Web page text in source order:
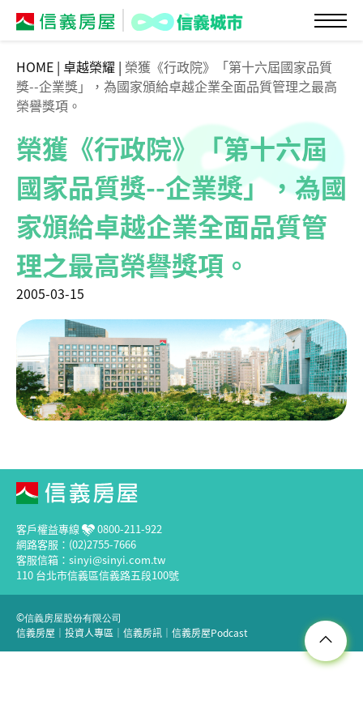
HOME | 卓越榮耀 | 榮獲《行政院》「第十六屆國家品質
獎--企業獎」，為國家頒給卓越企業全面品質管理之最高
榮譽獎項。
榮獲《行政院》「第十六屆
國家品質獎--企業獎」，為國
家頒給卓越企業全面品質管
理之最高榮譽獎項。
2005-03-15
客戶權益專線
0800-211-922
網路客服：(02)2755-7666
客服信箱：sinyi@sinyi.com.tw
110 台北市信義區信義路五段100號
©信義房屋股份有限公司
信義房屋 ｜ 投資人專區 ｜ 信義房訊 ｜ 信義房屋Podcast